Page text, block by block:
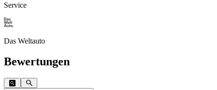
Service
Das Weltauto
Bewertungen